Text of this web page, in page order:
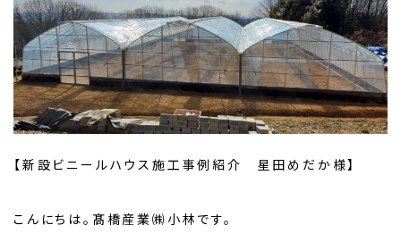
【新設ビニールハウス施工事例紹介 星田めだか様】
こんにちは。髙橋産業㈱小林です。